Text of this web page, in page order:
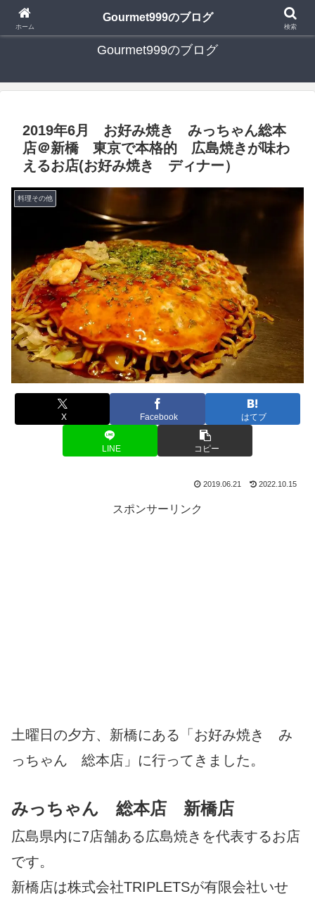
日々の食べ歩き・たまに行く旅行・子供とのお出かけを書いたブログです
Gourmet999のブログ
2019年6月 お好み焼き みっちゃん総本
店＠新橋 東京で本格的 広島焼きが味わ
えるお店(お好み焼き ディナー）
料理その他
X Facebook はてブ
LINE コピー
2019.06.21 2022.10.15
スポンサーリンク
土曜日の夕方、新橋にある「お好み焼き み
っちゃん 総本店」に行ってきました。
みっちゃん 総本店 新橋店
広島県内に7店舗ある広島焼きを代表するお店
です。
新橋店は株式会社TRIPLETSが有限会社いせ
ホーム
Gourmet999のブログ
検索